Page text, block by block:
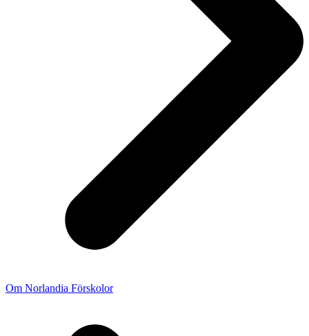
Om Norlandia Förskolor